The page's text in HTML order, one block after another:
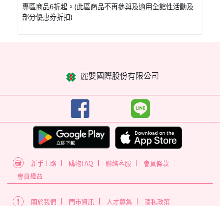
專區商品6折起。(此區商品不再參與及適用全館性活動及
部分優惠券折扣)
麗嬰國際股份有限公司
新手上路 購物FAQ 聯絡客服
會員條款
會員權益
關於我們 門市資訊 人才募集 隱私政策